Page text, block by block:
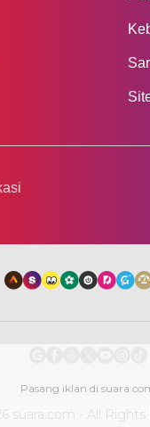
suara.com - All Rights